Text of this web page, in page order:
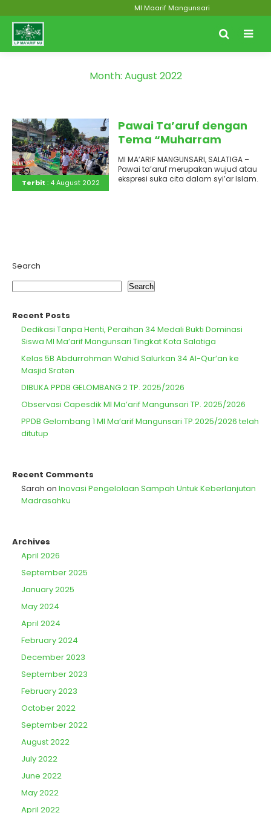
MI Maarif Mangunsari
Month: August 2022
Terbit : 4 August 2022
Pawai Ta’aruf dengan
Tema “Muharram
Karnaval Moderasi
Beragama di Salatiga
Satu Jua”
MI MA’ARIF MANGUNSARI, SALATIGA –
Pawai ta’aruf merupakan wujud atau
ekspresi suka cita dalam syi’ar Islam.
Search
Search
Recent Posts
Dedikasi Tanpa Henti, Peraihan 34 Medali Bukti Dominasi
Siswa MI Ma’arif Mangunsari Tingkat Kota Salatiga
Kelas 5B Abdurrohman Wahid Salurkan 34 Al-Qur’an ke
Masjid Sraten
DIBUKA PPDB GELOMBANG 2 TP. 2025/2026
Observasi Capesdik MI Ma’arif Mangunsari TP. 2025/2026
PPDB Gelombang 1 MI Ma’arif Mangunsari TP.2025/2026 telah
ditutup
Recent Comments
Sarah on Inovasi Pengelolaan Sampah Untuk Keberlanjutan
Madrasahku
Archives
April 2026
September 2025
January 2025
May 2024
April 2024
February 2024
December 2023
September 2023
February 2023
October 2022
September 2022
August 2022
July 2022
June 2022
May 2022
April 2022